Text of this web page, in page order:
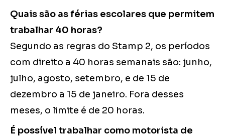
Quais são as férias escolares que permitem
trabalhar 40 horas?
Segundo as regras do Stamp 2, os períodos
com direito a 40 horas semanais são: junho,
julho, agosto, setembro, e de 15 de
dezembro a 15 de janeiro. Fora desses
meses, o limite é de 20 horas.
É possível trabalhar como motorista de